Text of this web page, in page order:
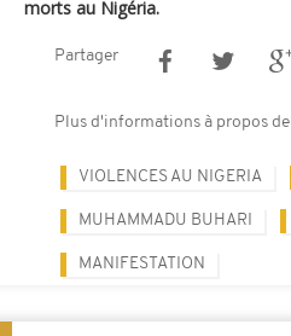
morts au Nigéria.
Partager
Plus d'informations à propos de
VIOLENCES AU NIGERIA
MUHAMMADU BUHARI
MANIFESTATION